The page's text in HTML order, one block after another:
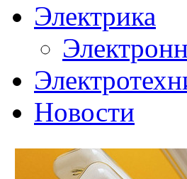
Электрика
Новости